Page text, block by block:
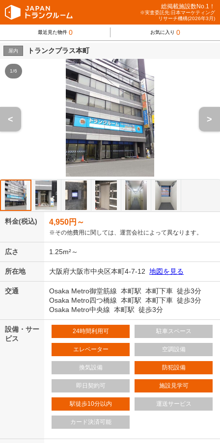
総掲載施設数No.1！
※実査委託先:日本マーケティング
リサーチ機構(2026年3月)
最近見た物件 0 お気に入り 0
屋内 トランクプラス本町
1/6
< >
料金(税込) 4,950円～
※その他費用に関しては、運営会社によって異なります。
広さ 1.25m²～
所在地 大阪府大阪市中央区本町4-7-12 地図を見る
交通
Osaka Metro御堂筋線 本町駅 本町下車 徒歩3分
Osaka Metro四つ橋線 本町駅 本町下車 徒歩3分
Osaka Metro中央線 本町駅 徒歩3分
設備・サー
ビス
24時間利用可 駐車スペース
エレベーター 空調設備
換気設備 防犯設備
即日契約可 施設見学可
駅徒歩10分以内 運送サービス
カード決済可能